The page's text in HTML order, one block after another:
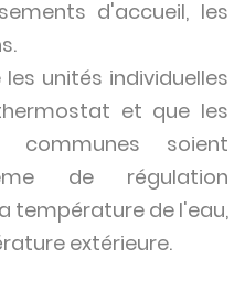
d'accueil, les
unités individuelles
et que les
communes soient
de régulation
température de l'eau,
extérieure.